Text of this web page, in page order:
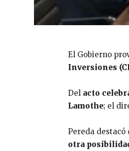
El Gobierno
Inversiones
Del acto
Lamothe; el
Pereda destacó
otra